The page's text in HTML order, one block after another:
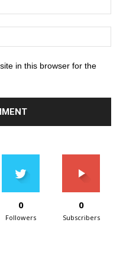
in this browser for the
0
Followers
0
Subscribers